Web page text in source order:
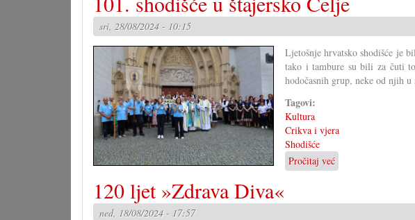
u
sri, 28/08/2024 - 10:15
Ljetošnje hrvatsko shodišće je
tako i tambure su bili za čuti
hodočasnih grup, neke od njih u
Tagovi:
Kultura
Crikva i vjera
Shodišće
Pročitaj već
101.
u
120 ljet »Zdrava Diva«
ned, 18/08/2024 - 17:57